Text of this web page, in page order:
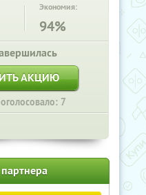
Экономия:
94%
АКЦИЮ
7